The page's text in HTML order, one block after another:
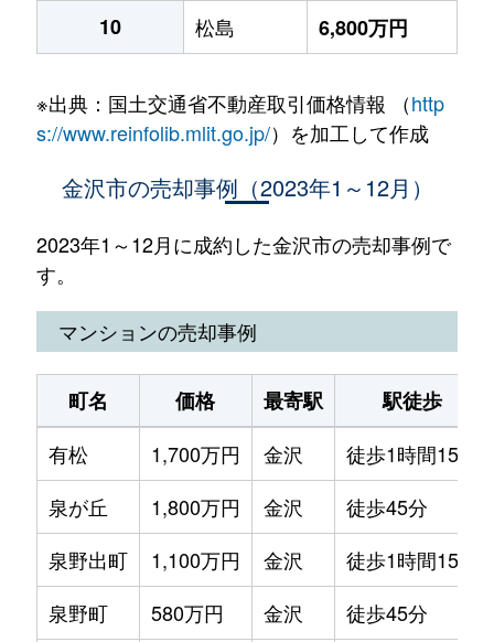
10
松島 6,800万円
※出典：国土交通省不動産取引価格情報 （http
s://www.reinfolib.mlit.go.jp/）を加工して作成
金沢市の売却事例（2023年1～12月）
2023年1～12月に成約した金沢市の売却事例で
す。
マンションの売却事例
町名 価格 最寄駅
駅徒歩
有松
1,700万円 金沢
徒歩1時間15分
泉が丘
1,800万円 金沢
徒歩45分
泉野出町
1,100万円 金沢
徒歩1時間15分
泉野町
580万円 金沢 徒歩45分